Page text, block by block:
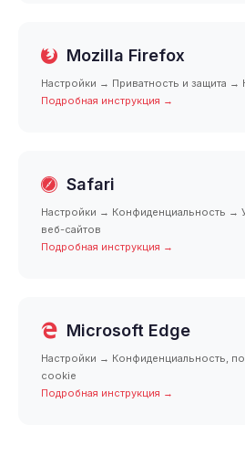
Mozilla Firefox
Настройки → Приватность и защита →
Подробная инструкция →
Safari
Настройки → Конфиденциальность →
веб-сайтов
Подробная инструкция →
Microsoft Edge
Настройки → Конфиденциальность,
cookie
Подробная инструкция →